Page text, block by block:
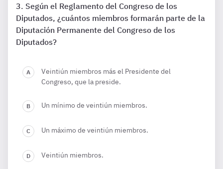
Según el Reglamento del Congreso de los
Diputados, ¿cuántos miembros formarán parte de la
Diputación Permanente del Congreso de los
Diputados?
Veintiún miembros más el Presidente del
Congreso, que la preside.
Un mínimo de veintiún miembros.
Un máximo de veintiún miembros.
Veintiún miembros.